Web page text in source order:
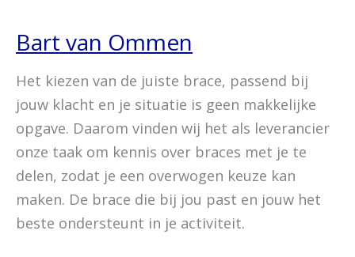
Bart van Ommen
Het kiezen van de juiste brace, passend bij
jouw klacht en je situatie is geen makkelijke
opgave. Daarom vinden wij het als leverancier
onze taak om kennis over braces met je te
delen, zodat je een overwogen keuze kan
maken. De brace die bij jou past en jouw het
beste ondersteunt in je activiteit.